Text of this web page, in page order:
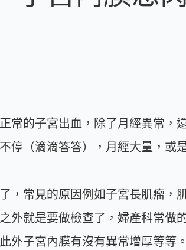
常的子宮出血，除了月經異常，
停（滴滴答答），月經大量，或
，常見的原因例如子宮長肌瘤，
外就是要做檢查了，婦產科常做
外子宮內膜有沒有異常增厚等等。